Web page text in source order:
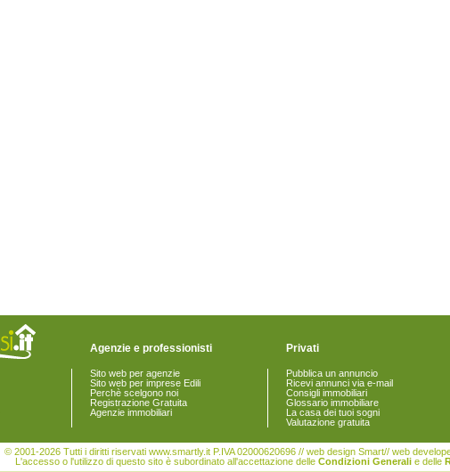
Agenzie e professionisti
Sito web per agenzie
Sito web per imprese Edili
Perchè scelgono noi
Registrazione Gratuita
Agenzie immobiliari
Privati
Pubblica un annuncio
Ricevi annunci via e-mail
Consigli immobiliari
Glossario immobiliare
La casa dei tuoi sogni
Valutazione gratuita
© 2001-2026 Tutti i diritti riservati www.smartly.it P.IVA 02000620696 // web design Smart// web
L'accesso o l'utilizzo di questo sito è subordinato all'accettazione delle Condizioni Generali e delle